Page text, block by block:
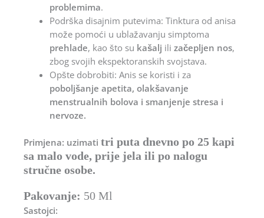
problemima.
Podrška disajnim putevima: Tinktura od anisa
može pomoći u ublažavanju simptoma
prehlade, kao što su kašalj ili začepljen nos,
zbog svojih ekspektoranskih svojstava.
Opšte dobrobiti: Anis se koristi i za
poboljšanje apetita, olakšavanje
menstrualnih bolova i smanjenje stresa i
nervoze.
Primjena: uzimati tri puta dnevno po 25 kapi
sa malo vode, prije jela ili po nalogu
stručne osobe.
Pakovanje: 50 Ml
Sastojci: